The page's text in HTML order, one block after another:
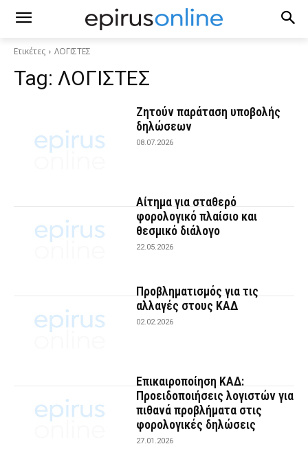
Ετικέτες ΛΟΓΙΣΤΕΣ
Tag: ΛΟΓΙΣΤΕΣ
Ζητούν παράταση υποβολής
δηλώσεων
08.07.2026
Αίτημα για σταθερό
φορολογικό πλαίσιο και
θεσμικό διάλογο
22.05.2026
Προβληματισμός για τις
αλλαγές στους ΚΑΔ
02.02.2026
Επικαιροποίηση ΚΑΔ:
Προειδοποιήσεις λογιστών για
πιθανά προβλήματα στις
φορολογικές δηλώσεις
27.01.2026